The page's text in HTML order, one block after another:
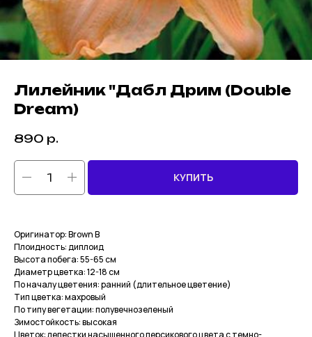
Лилейник "Дабл Дрим (Double
Dream)
890 р.
КУПИТЬ
Оригинатор: Brown B
Плоидность: диплоид
Высота побега: 55-65 см
Диаметр цветка: 12-18 см
По началу цветения: ранний (длительное цветение)
Тип цветка: махровый
По типу вегетации: полувечнозеленый
Зимостойкость: высокая
Цветок: лепестки насыщенного персикового цвета с темно-